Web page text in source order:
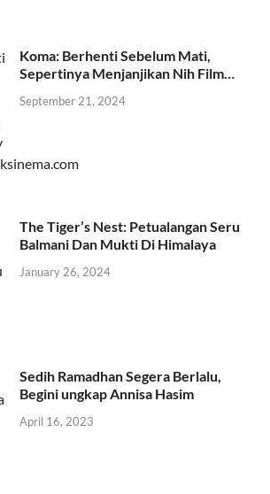
Koma: Berhenti Sebelum Mati,
Sepertinya Menjanjikan Nih Film…
September 21, 2024
The Tiger’s Nest: Petualangan Seru
Balmani Dan Mukti Di Himalaya
January 26, 2024
Sedih Ramadhan Segera Berlalu,
Begini ungkap Annisa Hasim
April 16, 2023